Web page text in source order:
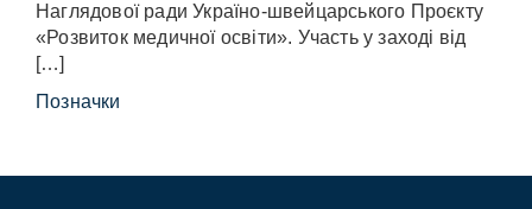
Наглядової ради Україно-швейцарського Проєкту
«Розвиток медичної освіти». Участь у заході від
[…]
Позначки